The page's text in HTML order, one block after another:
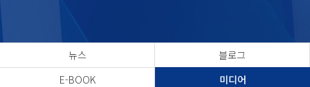
뉴스
블로그
E-BOOK
미디어